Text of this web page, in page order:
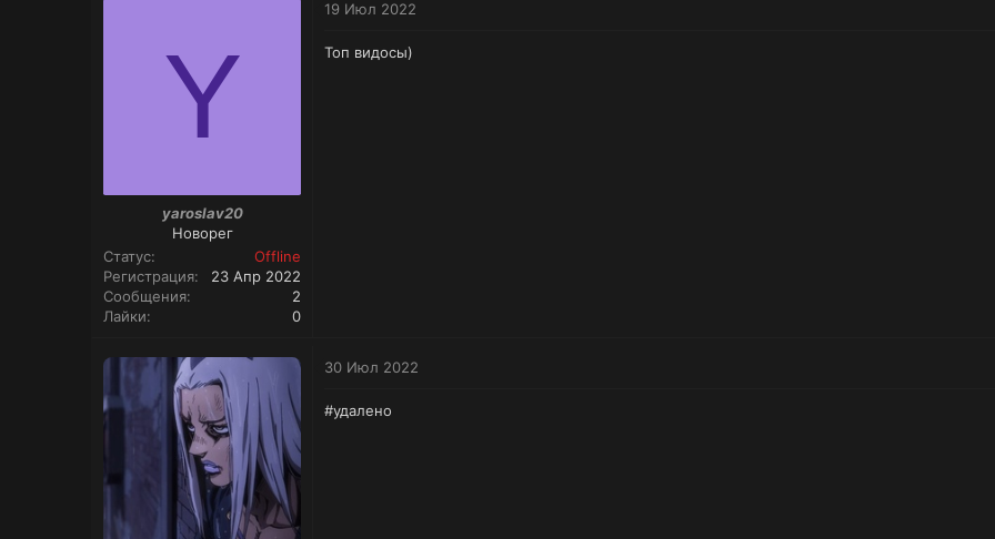
Y
yaroslav20
Новорег
Статус
Offline
Регистрация
23 Апр 2022
Сообщения
2
Лайки
0
19 Июл 2022
Топ видосы)
30 Июл 2022
#удалено